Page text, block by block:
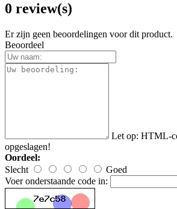
0 review(s)
Er zijn geen beoordelingen voor dit product.
Beoordeel
Let op: HTML-
opgeslagen!
Oordeel:
Slecht
Goed
Voer onderstaande code in: